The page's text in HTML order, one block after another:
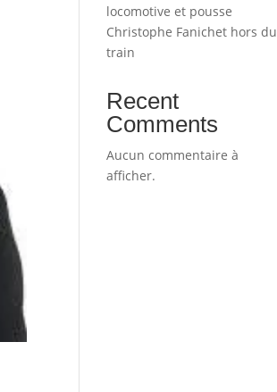
locomotive et pousse
Christophe Fanichet hors du
train
Recent
Comments
Aucun commentaire à
afficher.